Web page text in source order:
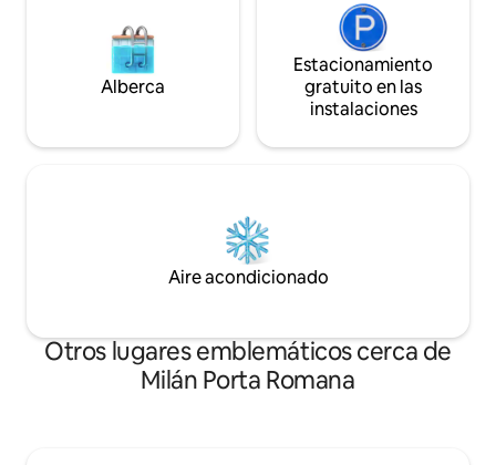
Alberca
Estacionamiento
gratuito en las
instalaciones
Aire acondicionado
Otros lugares emblemáticos cerca de
Milán Porta Romana